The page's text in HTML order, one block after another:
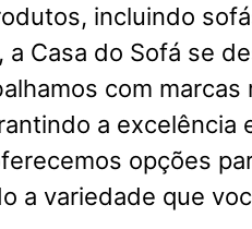
incluindo
Casa do Sofá se
com marcas
a excelência
opções
a variedade que